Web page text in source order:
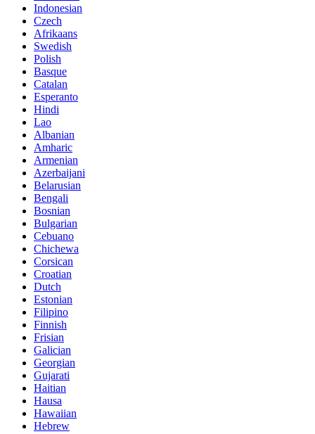
Indonesian
Czech
Afrikaans
Swedish
Polish
Basque
Catalan
Esperanto
Hindi
Lao
Albanian
Amharic
Armenian
Azerbaijani
Belarusian
Bengali
Bosnian
Bulgarian
Cebuano
Chichewa
Corsican
Croatian
Dutch
Estonian
Filipino
Finnish
Frisian
Galician
Georgian
Gujarati
Haitian
Hausa
Hawaiian
Hebrew